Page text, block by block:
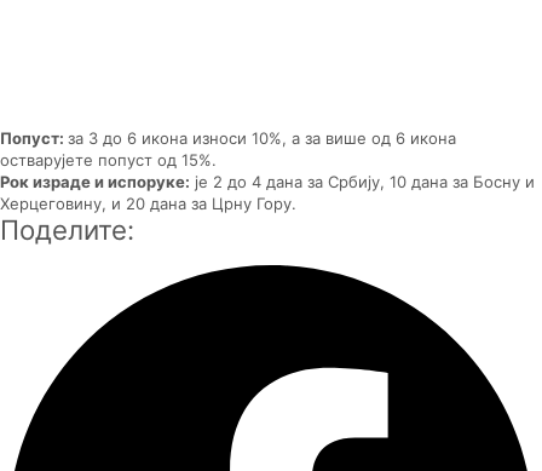
Попуст: за 3 до 6 икона износи 10%, а за више од 6 икона
остварујете попуст од 15%.
Рок израде и испоруке: је 2 до 4 дана за Србију, 10 дана за Босну и
Херцеговину, и 20 дана за Црну Гору.
Поделите: